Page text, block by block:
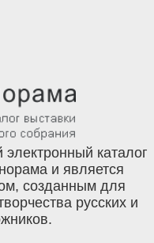
каталог
и является
созданным для
русских и